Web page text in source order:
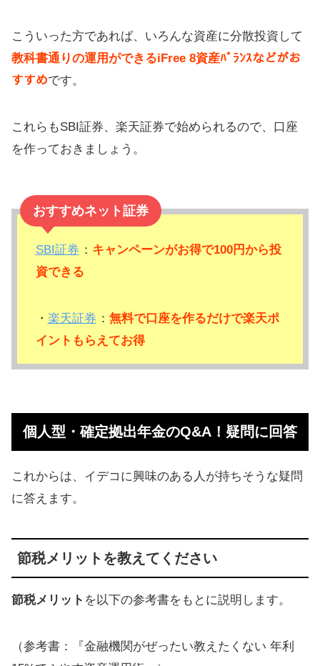
こういった方であれば、いろんな資産に分散投資して
教科書通りの運用ができるiFree 8資産ﾊﾞﾗﾝｽなどがお
すすめです。
これらもSBI証券、楽天証券で始められるので、口座
を作っておきましょう。
おすすめネット証券
SBI証券 ： キャンペーンがお得で100円から投
資できる
・ 楽天証券 ： 無料で口座を作るだけで楽天ポ
イントもらえてお得
個人型・確定拠出年金のQ&A！疑問に回答
これからは、イデコに興味のある人が持ちそうな疑問
に答えます。
節税メリットを教えてください
節税メリット を以下の参考書をもとに説明します。
（参考書：『金融機関がぜったい教えたくない 年利